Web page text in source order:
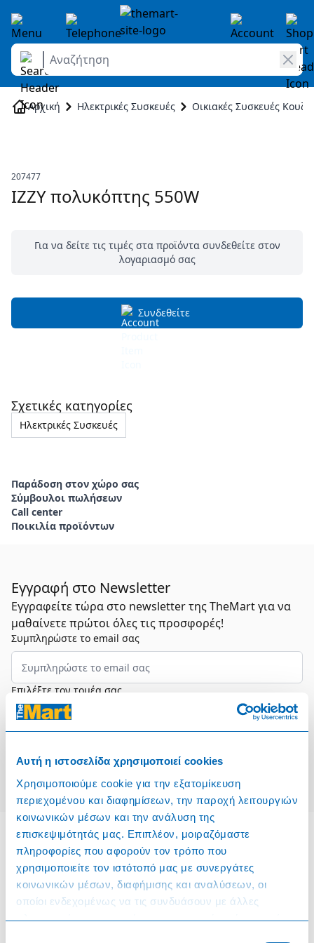
Αυτή η ιστοσελίδα χρησιμοποιεί cookies
Χρησιμοποιούμε cookie για την εξατομίκευση
περιεχομένου και διαφημίσεων, την παροχή λειτουργιών
κοινωνικών μέσων και την ανάλυση της
επισκεψιμότητάς μας. Επιπλέον, μοιραζόμαστε
πληροφορίες που αφορούν τον τρόπο που
χρησιμοποιείτε τον ιστότοπό μας με συνεργάτες
κοινωνικών μέσων, διαφήμισης και αναλύσεων, οι
οποίοι ενδεχομένως να τις συνδυάσουν με άλλες
πληροφορίες που τους έχετε παραχωρήσει ή τις οποίες
Skip to Content
Αναζήτηση
Αρχική Ηλεκτρικές Συσκευές Οικιακές Συσκευές
207477
IZZY πολυκόπτης 550W
Για να δείτε τις τιμές στα προϊόντα συνδεθείτε στον
λογαριασμό σας
Συνδεθείτε
Σχετικές κατηγορίες
Ηλεκτρικές Συσκευές
Παράδοση στον χώρο σας
Σύμβουλοι πωλήσεων
Call center
Ποικιλία προϊόντων
Εγγραφή στο Newsletter
Εγγραφείτε τώρα στο newsletter της TheMart για να
μαθαίνετε πρώτοι όλες τις προσφορές!
Συμπληρώστε το email σας
Επιλέξτε τον τομέα σας
Εγγραφή
Πληροφορίες
Όροι & Προϋποθέσεις
Πολιτική Cookies